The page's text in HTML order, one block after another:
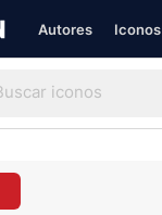
Autores Iconos